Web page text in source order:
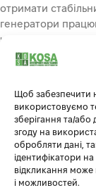
Щоб забезпечити
використовуємо
зберігання та/
згоду на
обробляти дані,
ідентифікатори на
відкликання може
і можливостей.
отримати
генератори
чому їх можна
Генератор
що дозволяє
високою
перевантаження
безпеку та
Загалом,